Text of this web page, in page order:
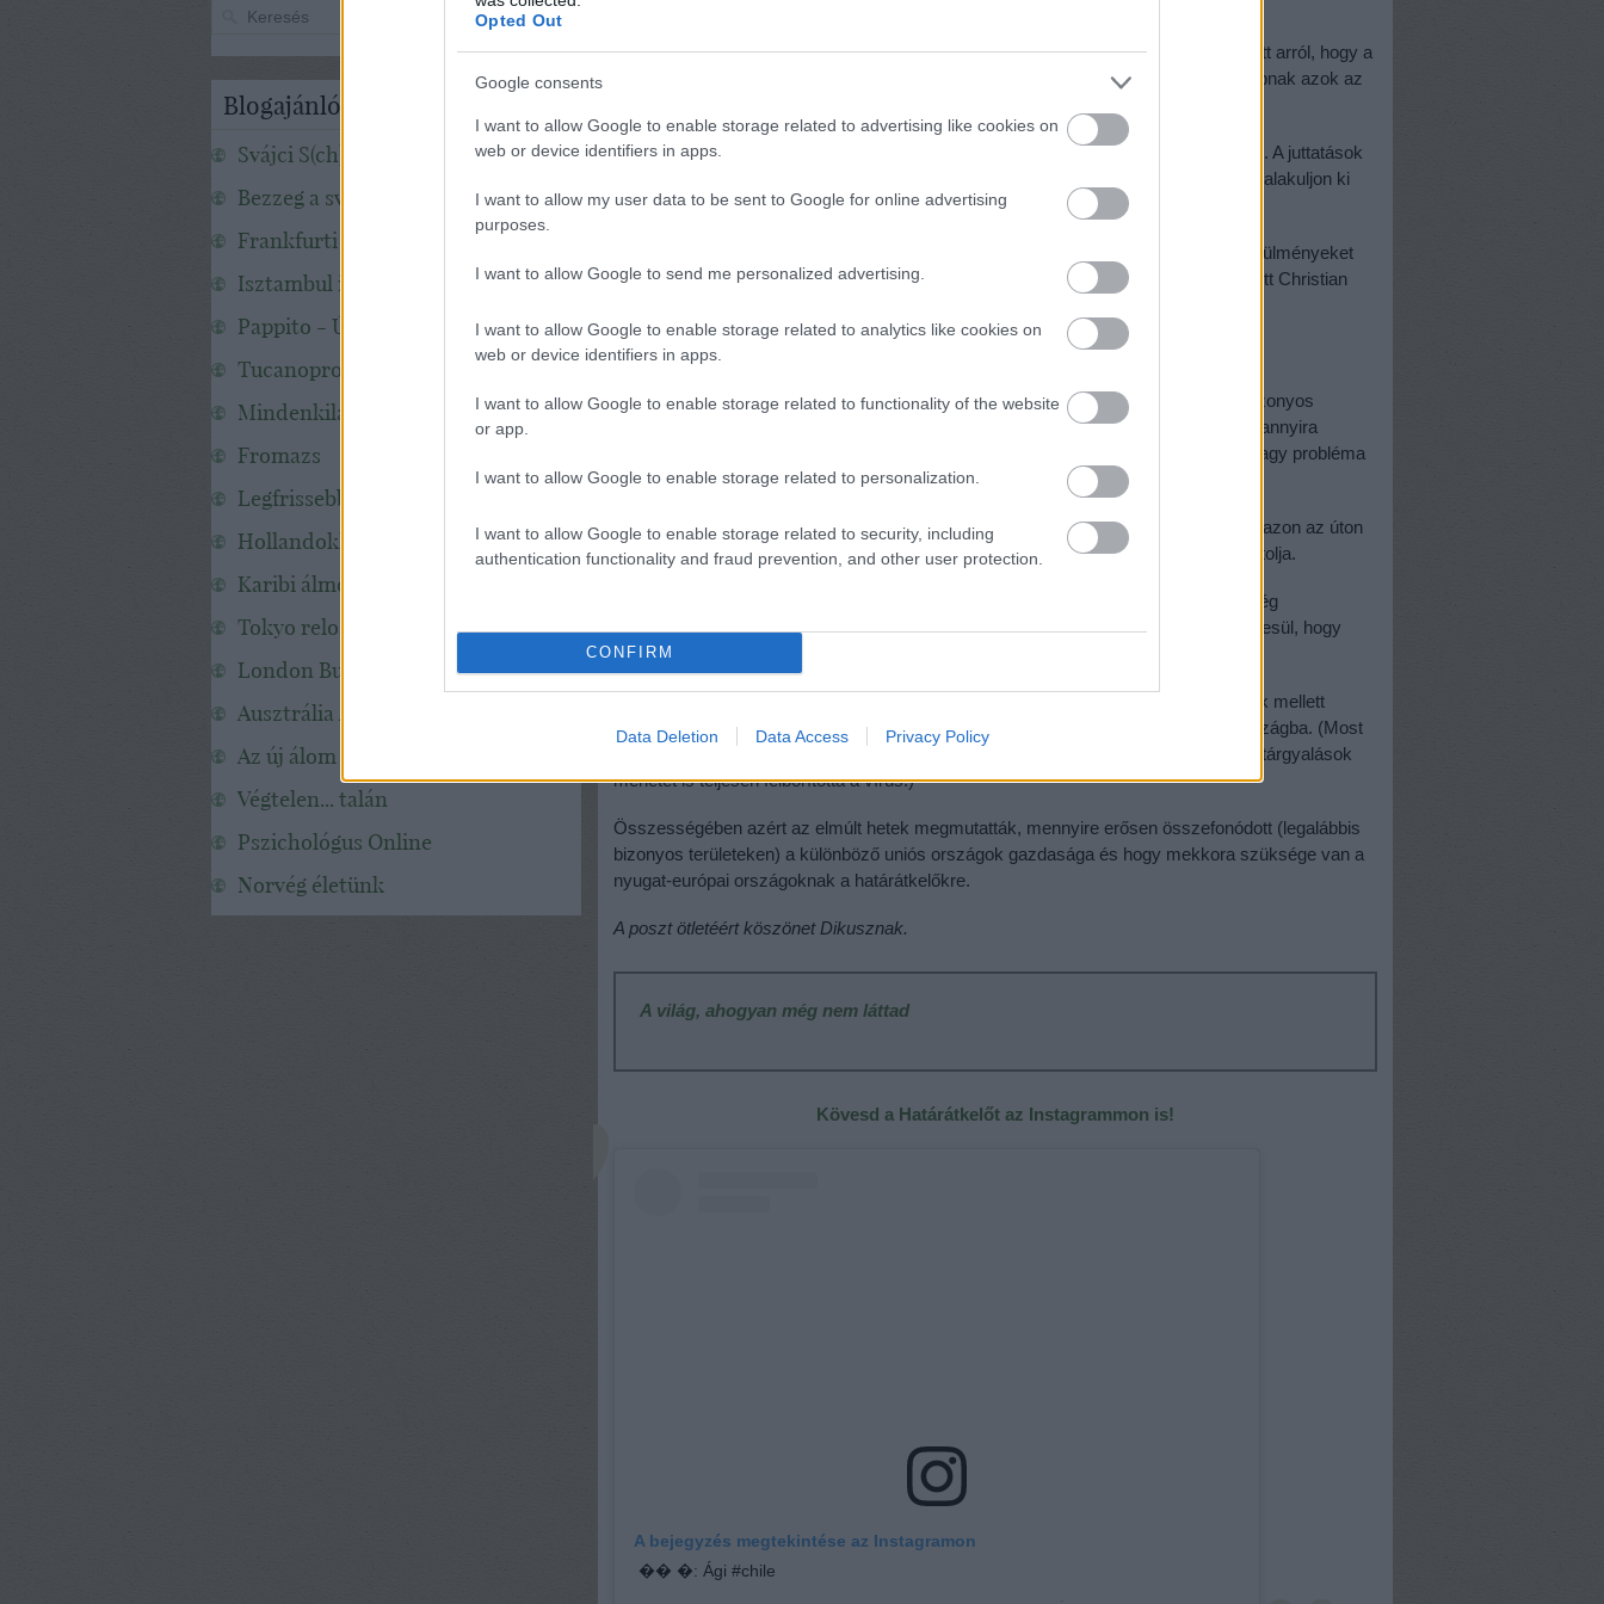
Opted Out
Google consents
I want to allow Google to enable storage related to advertising like cookies on
web or device identifiers in apps.
I want to allow my user data to be sent to Google for online advertising
purposes.
I want to allow Google to send me personalized advertising.
I want to allow Google to enable storage related to analytics like cookies on
web or device identifiers in apps.
I want to allow Google to enable storage related to functionality of the website
or app.
I want to allow Google to enable storage related to personalization.
I want to allow Google to enable storage related to security, including
authentication functionality and fraud prevention, and other user protection.
CONFIRM
Data Deletion Data Access Privacy Policy
Blogajánló
Svájci S(ch)apka
Bezzeg a svédek!
Frankfurti mesék
Isztambul infó
Pappito - Új-Zéland
Tucanoprod
Mindenkilaci
Fromazs
Legfrissebb Hawaii Hömbölgések
Hollandokk
Karibi álmok
Tokyo reloaded
London Budapest Metro
Ausztrália A-tól Z-ig
Az új álom
Végtelen... talán
Pszichológus Online
Norvég életünk
Ha ez nem lenne elég, április elején egész Ausztriára kiterjedő megegyezés született arról, hogy a
külföldi származású, 24 órában dolgozó ápolók közül 500 euró bónusz kifizetést kapnak azok az
A fizetéskiegészítéssel járó költségeket az állam és a tartományok közösen fedezik. A juttatások
mértékének és feltételeinek országos egységesítésére azért volt szükség, hogy ne alakuljon ki
verseny az ápolók toborzását illetően az egyes tartományok között.
„Minden 24 órás ápolásra szoruló burgenlandi lakosnak biztosítani szeretnénk a körülményeket
ahhoz, hogy továbbra is otthoni ellátásban részesülhessenek" -
tudatta
a már említett Christian
Mi a három történet tanulsága?
Nos, azt majd nyilván ti (is) levonjátok a kommentek között, számomra az, hogy bizonyos
ágazatokban (mezőgazdaság, egészségügy, de említhetnénk akár az építőipart is) annyira
átvették a helyi munkavállalók helyét a határátkelők, hogy nélkülük meglehetősen nagy probléma
a járvány előtti szint fenntartása.
Tanulság az is, hogy ugyan talán kevésbé érezni, de azért Magyarország is elindult azon az úton
(mert nem nagyon van más), ahol a határátkelőket más országokból érkezőkkel pótolja.
Végül kifejezetten érdekes a Brexit szempontjából a brit sztori, hiszen most azért elég
egyértelműen kiderült az, amit már eddig is mondtak a mezőgazdaság szereplői, jelesül, hogy
külföldi munkaerő nélkül nagyon nehéz helyzetbe kerülnek.
Kérdés, hogy ez megváltoztatja-e a brit kormány elképzelését arról, milyen feltételek mellett
engedi be az átmeneti időszak lezárását követően a külföldi munkavállalókat az országba. (Most
arról nem beszélve, hogy ennek az átmeneti időszaknak mikor lesz vége, hiszen a tárgyalások
menetét is teljesen felborította a vírus.)
Összességében azért az elmúlt hetek megmutatták, mennyire erősen összefonódott (legalábbis
bizonyos területeken) a különböző uniós országok gazdasága és hogy mekkora szüksége van a
nyugat-európai országoknak a határátkelőkre.
A poszt ötletéért köszönet Dikusznak.
A világ, ahogyan még nem láttad
Kövesd a Határátkelőt az Instagrammon is!
A bejegyzés megtekintése az Instagramon
�� �: Ági #chile